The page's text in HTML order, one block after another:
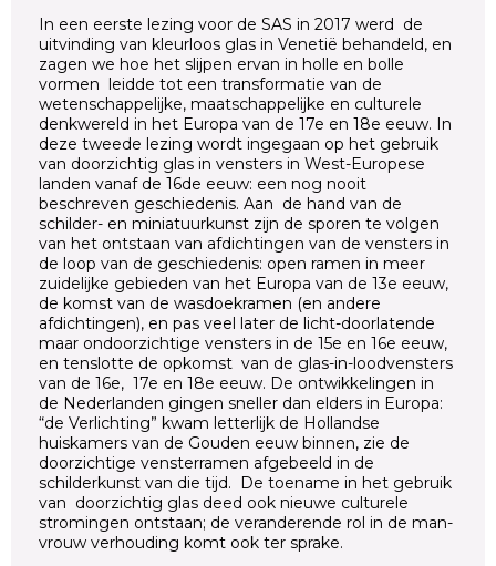
In een eerste lezing voor de SAS in 2017 werd de
uitvinding van kleurloos glas in Venetië behandeld, en
zagen we hoe het slijpen ervan in holle en bolle
vormen leidde tot een transformatie van de
wetenschappelijke, maatschappelijke en culturele
denkwereld in het Europa van de 17e en 18e eeuw. In
deze tweede lezing wordt ingegaan op het gebruik
van doorzichtig glas in vensters in West-Europese
landen vanaf de 16de eeuw: een nog nooit
beschreven geschiedenis. Aan de hand van de
schilder- en miniatuurkunst zijn de sporen te volgen
van het ontstaan van afdichtingen van de vensters in
de loop van de geschiedenis: open ramen in meer
zuidelijke gebieden van het Europa van de 13e eeuw,
de komst van de wasdoekramen (en andere
afdichtingen), en pas veel later de licht-doorlatende
maar ondoorzichtige vensters in de 15e en 16e eeuw,
en tenslotte de opkomst van de glas-in-loodvensters
van de 16e, 17e en 18e eeuw. De ontwikkelingen in
de Nederlanden gingen sneller dan elders in Europa:
“de Verlichting” kwam letterlijk de Hollandse
huiskamers van de Gouden eeuw binnen, zie de
doorzichtige vensterramen afgebeeld in de
schilderkunst van die tijd. De toename in het gebruik
van doorzichtig glas deed ook nieuwe culturele
stromingen ontstaan; de veranderende rol in de man-
vrouw verhouding komt ook ter sprake.